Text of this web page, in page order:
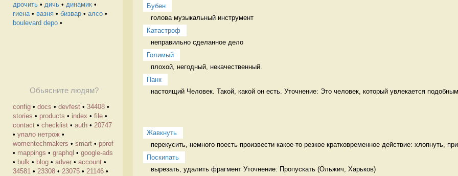
дрочить • дичь • динамик •
гиена• вазня • бизвар • алсо •
boulevard depo •
Обьясните людям?
config • docs • devfest • 34408 •
stories • products • index • file •
contact • checklist • auth • 20747
• упало нетрож •
womentechmakers • smart • pprof
• mappings • graphql • google-ads
• bulk • blog • adver • account •
34581 • 23308 • 23075 • 21146 •
Бубен
голова музыкальный инструмент
Катастроф
неправильно сделанное дело
Голимый
плохой, негодный, некачественный.
Панк
настоящий Человек. Такой, какой он есть. Уточнение: Это человек, который увлекается подобным
Жавкнуть
перекусить, немного поесть произвести какое-то резкое кратковременное действие: хлопнуть,
Поскипать